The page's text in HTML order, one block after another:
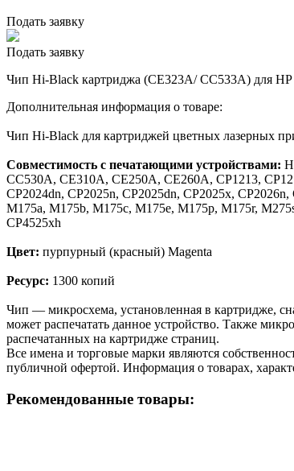
Подать заявку
Подать заявку
Чип Hi-Black картриджа (CE323A/ CC533A) для
Дополнительная информация о товаре:
Чип Hi-Black для картриджей цветных лазерных
Совместимость с печатающими устройствами:
CC530A, CE310A, CE250A, CE260A, CP1213,
CP2024dn, CP2025n, CP2025dn, CP2025x,
M175a, M175b, M175c, M175e, M175p, M175r,
CP4525xh
Цвет: пурпурный (красный) Magenta
Ресурс: 1300 копий
Чип — микросхема, установленная в картридже,
может распечатать данное устройство. Также
распечатанных на картридже страниц.
Все имена и торговые марки являются
публичной офертой. Информация о товарах,
Рекомендованные товары: